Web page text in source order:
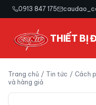
0913 847 175
THIẾT BỊ
Trang chủ / Tin tức / Cách
và hàng giả